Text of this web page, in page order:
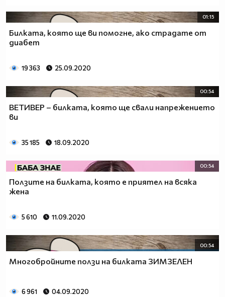
01:15
Билката, която ще ви помогне, ако страдате от
диабет
19 363 25.09.2020
00:54
ВЕТИВЕР – билката, която ще свали напрежението
ви
35 185 18.09.2020
00:54
Ползите на билката, която е приятел на всяка
жена
5 610 11.09.2020
00:54
Многобройните ползи на билката ЗИМЗЕЛЕН
6 961 04.09.2020